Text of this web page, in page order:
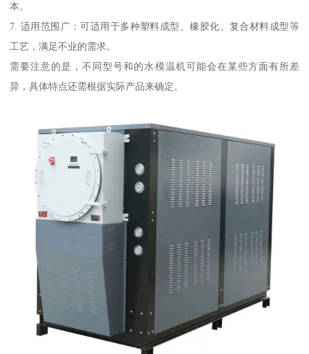
本。
7. 适用范围广：可适用于多种塑料成型、橡胶化、复合材料成型等
工艺，满足不业的需求。
需要注意的是，不同型号和的水模温机可能会在某些方面有所差
异，具体特点还需根据实际产品来确定。